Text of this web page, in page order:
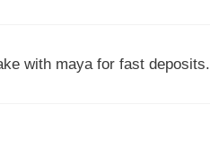
with maya for fast deposits.